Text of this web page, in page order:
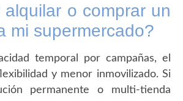
o comprar un
mi supermercado?
temporal por campañas, el
y menor inmovilizado. Si
permanente o multi-tienda